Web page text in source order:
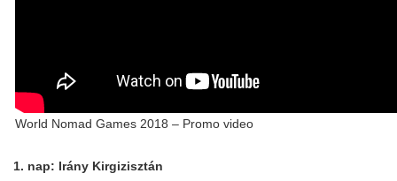
World Nomad Games 2018 – Promo video
1. nap: Irány Kirgizisztán